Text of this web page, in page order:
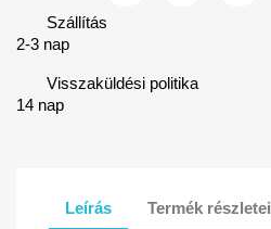
Szállítás
2-3 nap
Visszaküldési politika
14 nap
Leírás Termék részletei